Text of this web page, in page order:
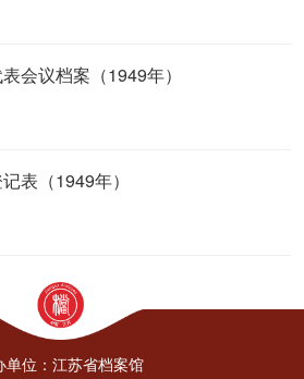
会议档案（1949年）
表（1949年）
单位：江苏省档案馆